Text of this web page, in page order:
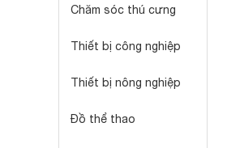
Chăm sóc thú cưng
Thiết bị công nghiệp
Thiết bị nông nghiệp
Đồ thể thao